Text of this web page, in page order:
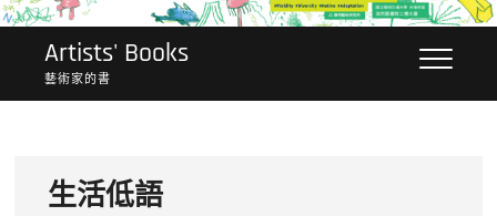
Artists' Books
藝術家的書
生活低語